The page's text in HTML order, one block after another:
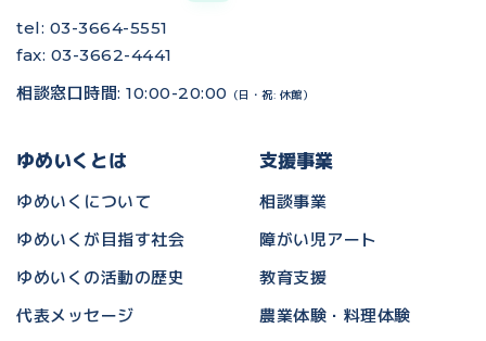
tel: 03-3664-5551
fax: 03-3662-4441
相談窓口時間: 10:00-20:00
（日・祝: 休館）
ゆめいくとは
ゆめいくについて
ゆめいくが目指す社会
ゆめいくの活動の歴史
代表メッセージ
支援事業
相談事業
障がい児アート
教育支援
農業体験・料理体験